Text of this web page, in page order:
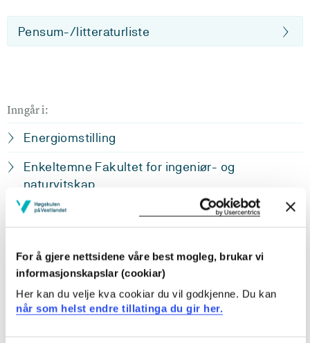
For å gjere nettsidene våre best mogleg, brukar vi
informasjonskapslar (cookiar)
Her kan du velje kva cookiar du vil godkjenne. Du kan
når som helst endre tillatinga du gir her.
Pensum-/litteraturliste
Inngår i:
Energiomstilling
Enkeltemne Fakultet for ingeniør- og
naturvitskap
Kurset følger oppbygginga i Croft and Davison (2015)
Læringsutbytte